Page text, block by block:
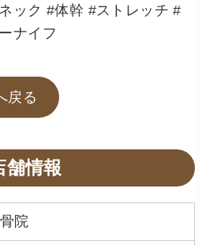
ック #体幹 #ストレッチ #
ナイフ
戻る
舗情報
院